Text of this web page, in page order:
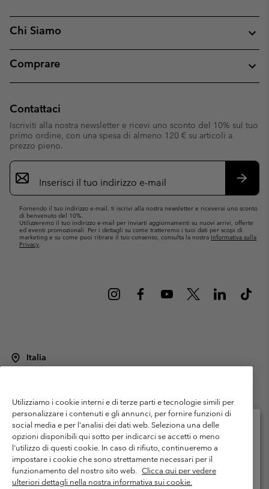
Chi Siamo
Comprare
Contattaci
Iscriviti alla nostra newsletter e ricevi uno sconto del 10% sul tuo
primo ordine, con una spesa di almeno 120 € su articoli a
prezzo pieno.
Iscrizione
e-
mail
Fornendo il tuo indirizzo e-mail, ti iscrivi alla nostra newsletter e riceverai uno sconto
di benvenuto del 10%.
Utilizzeremo il tuo indirizzo e-mail per inviarti aggiornamenti su nuovi arrivi, offerte
ed eventi promozionali. Per i dettagli su come tratteremo i tuoi dati per scopi di
marketing e su come puoi ritirare il tuo consenso, consulta la nostra Informativa sulla
Privacy.
Italia
Termini di utilizzo
Condizioni Generali di Venditaa
Garanzia
Politica sulla privacy
Termini e condizioni del programma di membership
Condizioni di utilizzo dei contenuti generati dagli utenti
Impressum
Cookies
Public CBCR
Utilizziamo i cookie interni e di terze parti e tecnologie simili per
personalizzare i contenuti e gli annunci, per fornire funzioni di
social media e per l'analisi dei dati web. Seleziona una delle
opzioni disponibili qui sotto per indicarci se accetti o meno
l'utilizzo di questi cookie. In caso di rifiuto, continueremo a
impostare i cookie che sono strettamente necessari per il
funzionamento del nostro sito web. Clicca qui per vedere
ulteriori dettagli nella nostra informativa sui cookie.
Seleziona il paese di spedizione e la lingua
Shopping online disponibile